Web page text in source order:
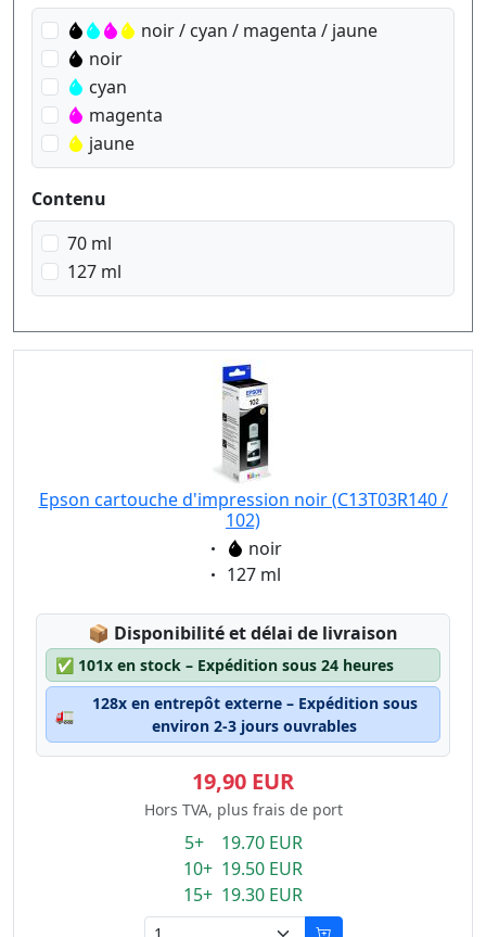
noir / cyan / magenta / jaune
noir
cyan
magenta
jaune
Contenu
70 ml
127 ml
Epson cartouche d'impression noir (C13T03R140 /
102)
Eigenschaft:
noir
Eigenschaft:
127 ml
📦 Lagerstatus:
Disponibilité et délai de livraison
✅ 101x en stock – Expédition sous 24 heures
🚛
128x en entrepôt externe – Expédition sous
environ 2-3 jours ouvrables
19,90 EUR
Hors TVA, plus frais de port
5+ 19.70 EUR
10+ 19.50 EUR
15+ 19.30 EUR